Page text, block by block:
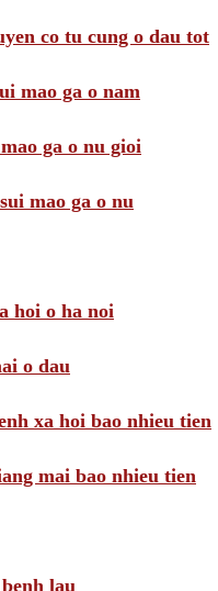
co tu cung o dau tot
mao ga o nam
ga o nu gioi
mao ga o nu
hoi o ha noi
o dau
xa hoi bao nhieu tien
mai bao nhieu tien
lau